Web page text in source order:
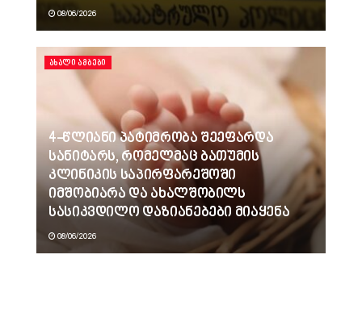
08/06/2026
ᲐᲮᲐᲚᲘ ᲐᲛᲑᲔᲑᲘ
4-წლიანი პატიმრობა შეეფარდა
სანიტარს, რომელმაც ბათუმის
კლინიკის საპირფარეშოში
იმშობიარა და ახალშობილს
სასიკვდილო დაზიანებები მიაყენა
08/06/2026